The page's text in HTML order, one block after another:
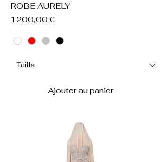
ROBE AURELY
Prix
1 200,00 €
Ajouter au panier